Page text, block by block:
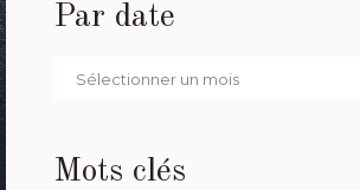
Par date
Par
Mots clés